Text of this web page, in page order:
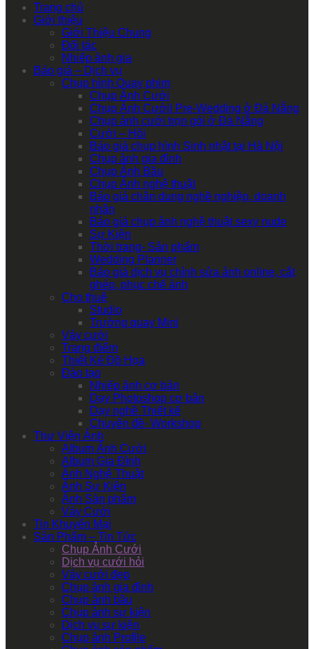
Trang chủ
Giới thiệu
Giới Thiệu Chung
Đối tác
Nhiếp ảnh gia
Báo giá – Dịch vụ
Chụp hình Quay phim
Chụp Ảnh Cưới
Chụp Ảnh Cưới| Pre-Wedding ở Đà Nẵng
Chụp ảnh cưới trọn gói ở Đà Nẵng
Cưới – Hỏi
Báo giá chụp hình Sinh nhật tại Hà Nội
Chụp ảnh gia đình
Chụp Ảnh Bầu
Chụp Ảnh nghệ thuật
Báo giá chân dung nghề nghiệp, doanh
nhân
Báo giá chụp ảnh nghệ thuật sexy nude
Sự Kiện
Thời trang- Sản phẩm
Wedding Planner
Báo giá dịch vụ chỉnh sửa ảnh online, cắt
ghép, phục chế ảnh
Cho thuê
Studio
Trường quay Mini
Váy cưới
Trang điểm
Thiết Kế Đồ Họa
Đào tạo
Nhiếp ảnh cơ bản
Dạy Photoshop cơ bản
Dạy nghề Thiết kế
Chuyên đề- Workshop
Thư Viện Ảnh
Album Ảnh Cưới
Album Gia Đình
Ảnh Nghệ Thuật
Ảnh Sự Kiện
Ảnh Sản phẩm
Váy Cưới
Tin Khuyến Mại
Sản Phẩm – Tin Tức
Chụp Ảnh Cưới
Dịch vụ cưới hỏi
Váy cưới đẹp
Chụp ảnh gia đình
Chụp ảnh bầu
Chụp ảnh sự kiện
Dịch vụ sự kiện
Chụp ảnh Profile